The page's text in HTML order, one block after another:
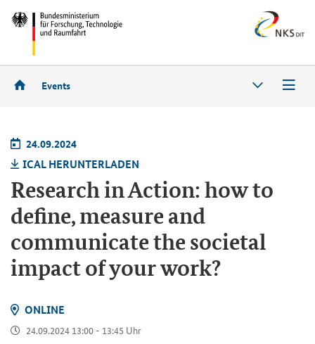
Events
24.09.2024
ICAL HER­UN­TER­LA­DEN
Research in Action: how to
define, measure and
communicate the societal
impact of your work?
ON­LINE
24.09.2024 13:00 - 13:45 Uhr